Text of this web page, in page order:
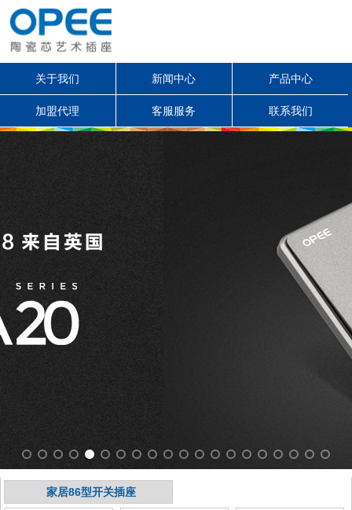
关于我们 新闻中心 产品中心
加盟代理 客服服务 联系我们
家居86型开关插座